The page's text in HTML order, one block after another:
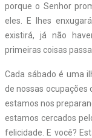
porque o Senhor
eles. E lhes
existirá, já não
primeiras coisas
Cada sábado é uma
de nossas ocupações
estamos nos
estamos cercados
felicidade. E você?